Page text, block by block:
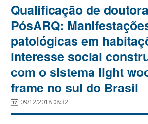
Qualificação de
PósARQ:
patológicas em
interesse social
com o sistema light
frame no sul do Brasil
09/12/2018 08:32